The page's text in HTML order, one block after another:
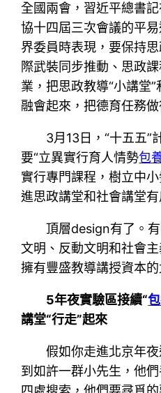
全國兩會，習近平總書
協十四屆三次會議的平
界委員時表現，要保持
際武裝同步推動、思政
業，把思政教導“小講堂”
融會起來，把德育任務
3月13日，“十五五”
要“立異實行育人情勢包
實行專門課程，樹立中
進思政講堂和社會講堂有
頂層design有了。
文明、反動文明和社會
擁有豐盛教導講授資本
5年夜實驗區接續“
講堂“行走”起來
假如你走進北京年
到如許一群小先生，他